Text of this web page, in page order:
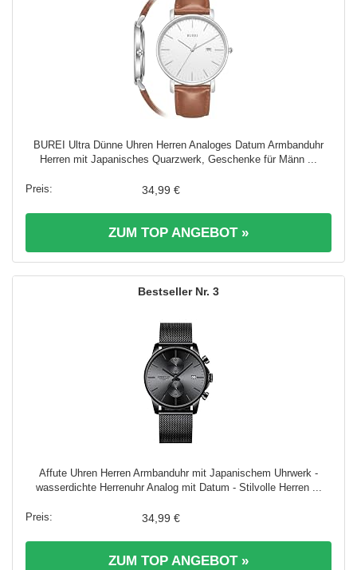
BUREI Ultra Dünne Uhren Herren Analoges Datum Armbanduhr
Herren mit Japanisches Quarzwerk, Geschenke für Männ ...
34,99 €
ZUM TOP ANGEBOT »
3
Affute Uhren Herren Armbanduhr mit Japanischem Uhrwerk -
wasserdichte Herrenuhr Analog mit Datum - Stilvolle Herren ...
34,99 €
ZUM TOP ANGEBOT »